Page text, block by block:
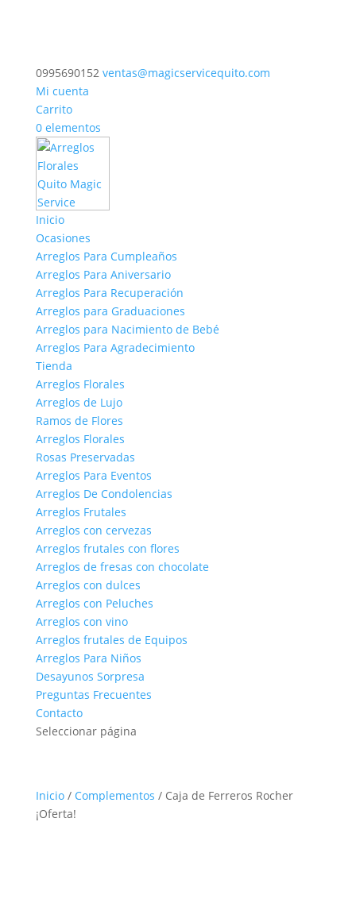
0995690152 ventas@magicservicequito.com
Mi cuenta
Carrito
0 elementos
Inicio
Ocasiones
Arreglos Para Cumpleaños
Arreglos Para Aniversario
Arreglos Para Recuperación
Arreglos para Graduaciones
Arreglos para Nacimiento de Bebé
Arreglos Para Agradecimiento
Tienda
Arreglos Florales
Arreglos de Lujo
Ramos de Flores
Arreglos Florales
Rosas Preservadas
Arreglos Para Eventos
Arreglos De Condolencias
Arreglos Frutales
Arreglos con cervezas
Arreglos frutales con flores
Arreglos de fresas con chocolate
Arreglos con dulces
Arreglos con Peluches
Arreglos con vino
Arreglos frutales de Equipos
Arreglos Para Niños
Desayunos Sorpresa
Preguntas Frecuentes
Contacto
Seleccionar página
Inicio/ Complementos / Caja de Ferreros Rocher
¡Oferta!